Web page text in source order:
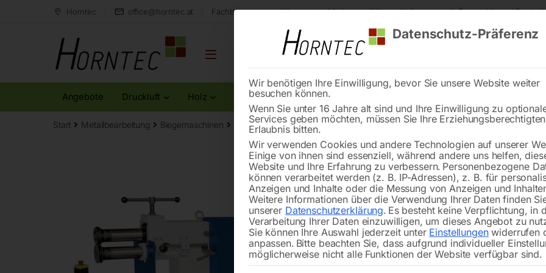
Horntec office@horntec.at Fachberatung aus Kärnten Markenqualität Lieferung nach Österreich und
Angebote Druckluft Holz Metall Reinigung
Start Metallbearbeitung Biegemaschinen Motorische Sickenbiegemaschine SBM 300-40 E
🔍
Motorische
€7.950,00
inkl. MwSt. zzgl.Versandkosten
Lieferzeit:ca. 5 - 10 Werktage
Datenschutz-Präferenz
Wir benötigen Ihre Einwilligung, bevor Sie unsere Website weiter
besuchen können.
Wenn Sie unter 16 Jahre alt sind und Ihre Einwilligung zu
Services geben möchten, müssen Sie Ihre
Erlaubnis bitten.
Wir verwenden Cookies und andere Technologien auf unserer
Einige von ihnen sind essenziell, während andere uns helfen,
Website und Ihre Erfahrung zu verbessern. Personenbezogene
können verarbeitet werden (z. B. IP-Adressen), z. B. für
Anzeigen und Inhalte oder die Messung von Anzeigen und
Weitere Informationen über die Verwendung Ihrer Daten finden
unserer Datenschutzerklärung. Es besteht keine Verpflichtung, in
Verarbeitung Ihrer Daten einzuwilligen, um dieses Angebot zu
Sie können Ihre Auswahl jederzeit unter Einstellungenwiderrufen
anpassen. Bitte beachten Sie, dass aufgrund individueller
möglicherweise nicht alle Funktionen der Website verfügbar sind.